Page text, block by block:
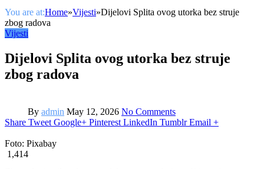
You are at:Home»Vijesti»Dijelovi Splita ovog utorka bez struje
zbog radova
Vijesti
Dijelovi Splita ovog utorka bez struje
zbog radova
By admin May 12, 2026 No Comments
Share Tweet Google+ Pinterest LinkedIn Tumblr Email +
Foto: Pixabay
1,414